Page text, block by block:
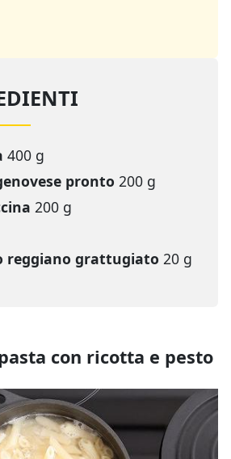
400 g
pronto 200 g
200 g
reggiano grattugiato 20 g
con ricotta e pesto